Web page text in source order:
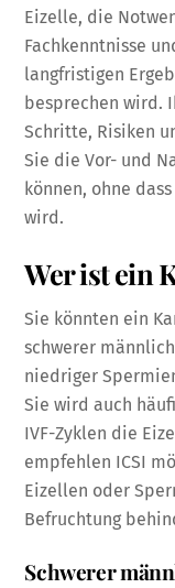
Eizelle, die
Fachkenntnisse
langfristigen
besprechen wird.
Schritte, Risiken
Sie die Vor- und
können, ohne
wird.
Wer ist ein
Sie könnten ein
schwerer
niedriger
Sie wird auch
IVF-Zyklen die
empfehlen ICSI
Eizellen oder
Befruchtung
Schwerer